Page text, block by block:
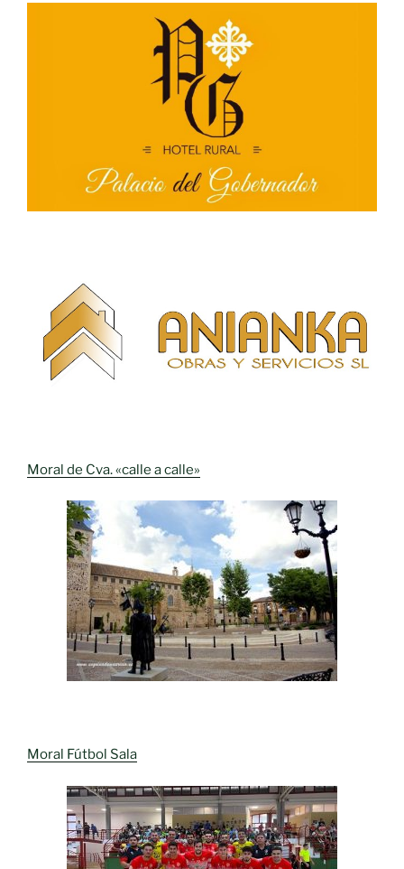
Moral de Cva. «calle a calle»
Moral Fútbol Sala